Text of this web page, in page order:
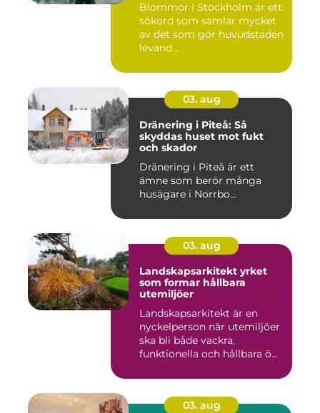
Blommor i Stockholm är ett
sökord som samlar mycket
av det som gör huvudstaden
levand...
03. aug
Dränering i Piteå: Så
skyddas huset mot fukt
och skador
Dränering i Piteå är ett
ämne som berör många
husägare i Norrbo...
03. aug
Landskapsarkitekt yrket
som formar hållbara
utemiljöer
Landskapsarkitekt är en
nyckelperson när utemiljöer
ska bli både vackra,
funktionella och hållbara ö...
03. aug